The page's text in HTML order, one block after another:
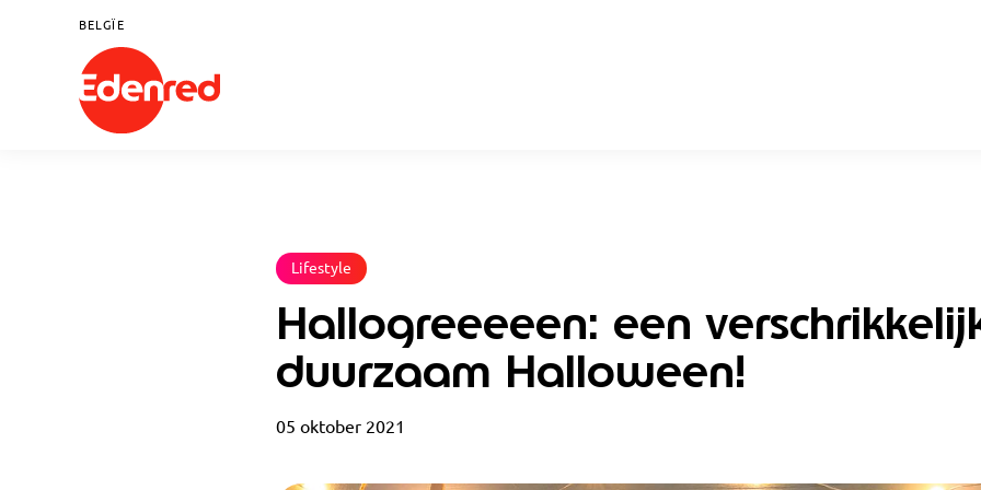
BELGÏE
Lifestyle
Hallogreeeeen: een
duurzaam Halloween!
05 oktober 2021